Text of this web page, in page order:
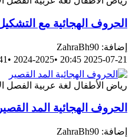
الحروف الهجائية مع
إضافة: ZahraBh90
2025-07-21 20:45
•
2024-2025
•
رياض الأطفال لغة عربية الفصل
الحروف الهجائية المد القصير
إضافة: ZahraBh90